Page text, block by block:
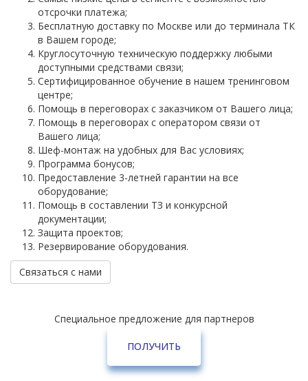
отсрочки платежа;
Бесплатную доставку по Москве или до терминала ТК
в Вашем городе;
Круглосуточную техническую поддержку любыми
доступными средствами связи;
Сертифицированное обучение в нашем тренинговом
центре;
Помощь в переговорах с заказчиком от Вашего лица;
Помощь в переговорах с оператором связи от
Вашего лица;
Шеф-монтаж на удобных для Вас условиях;
Программа бонусов;
Предоставление 3-летней гарантии на все
оборудование;
Помощь в составлении ТЗ и конкурсной
документации;
Защита проектов;
Резервирование оборудования.
Связаться с нами
Специальное предложение для партнеров
ПОЛУЧИТЬ